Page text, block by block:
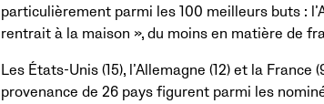
particulièrement parmi les 100 meilleurs buts :
rentrait à la maison », du moins en matière de
Les États-Unis (15), l’Allemagne (12) et la
provenance de 26 pays figurent parmi les